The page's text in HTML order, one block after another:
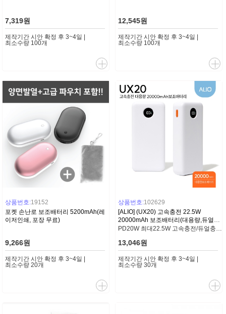
7,319원
제작기간 시안 확정 후 3~4일 |
최소수량 100개
상품번호:19152
포켓 손난로 보조배터리 5200mAh(레
이저인쇄, 포장 무료)
9,266원
제작기간 시안 확정 후 3~4일 |
최소수량 20개
12,545원
제작기간 시안 확정 후 3~4일 |
최소수량 100개
상품번호:102629
[ALIO] (UX20) 고속충전 22.5W
20000mAh 보조배터리(대용량,듀얼충
전)
PD20W 최대22.5W 고속충전/듀얼충전/액정형 잔량표시/Type-C케이블포함
13,046원
제작기간 시안 확정 후 3~4일 |
최소수량 30개